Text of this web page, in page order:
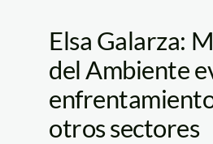
Elsa Galarza:
del Ambiente
otros sectores